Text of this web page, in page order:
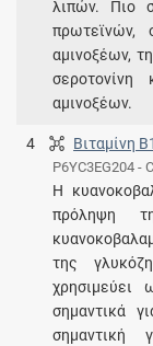
λιπών. Πιο
πρωτεϊνών,
αμινοξέων,
αμινοξέων.
4 Βιταμίνη
P6YC3EG204 -
Η
πρόληψη
της
χρησιμεύει
σημαντικά
σημαντική